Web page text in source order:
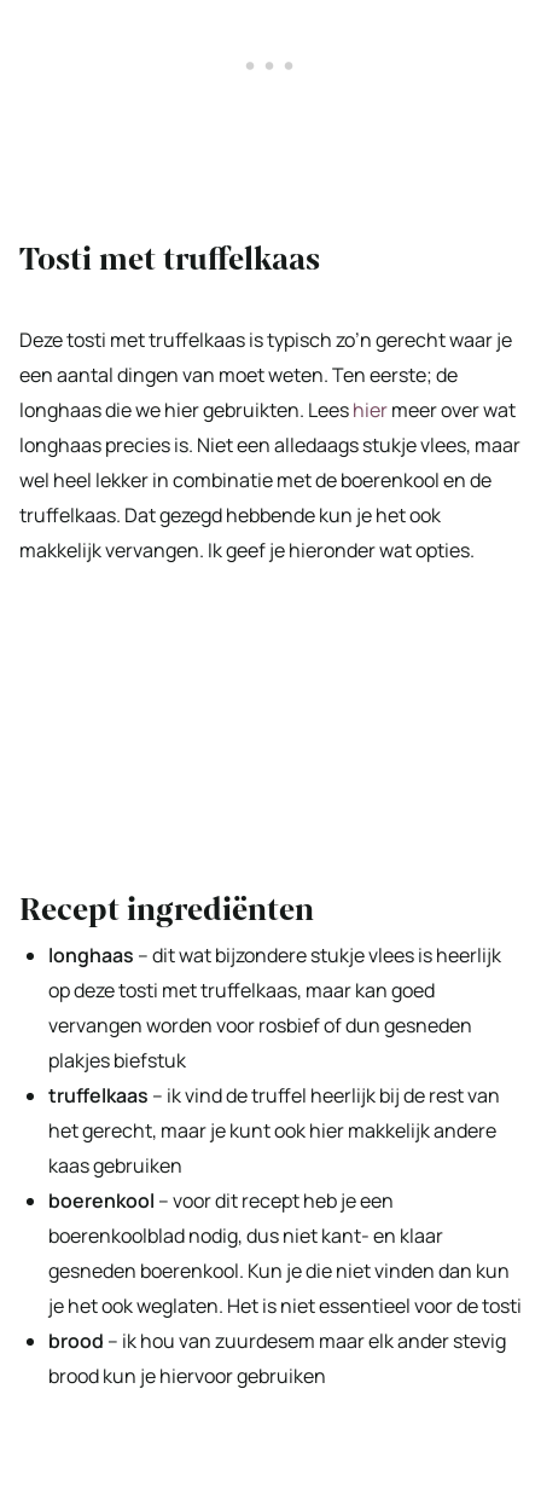
Tosti met truffelkaas
Deze tosti met truffelkaas is typisch zo’n gerecht waar je
een aantal dingen van moet weten. Ten eerste; de
longhaas die we hier gebruikten. Leeshiermeer over wat
longhaas precies is. Niet een alledaags stukje vlees, maar
wel heel lekker in combinatie met de boerenkool en de
truffelkaas. Dat gezegd hebbende kun je het ook
makkelijk vervangen. Ik geef je hieronder wat opties.
Recept ingrediënten
longhaas – dit wat bijzondere stukje vlees is heerlijk
op deze tosti met truffelkaas, maar kan goed
vervangen worden voor rosbief of dun gesneden
plakjes biefstuk
truffelkaas – ik vind de truffel heerlijk bij de rest van
het gerecht, maar je kunt ook hier makkelijk andere
kaas gebruiken
boerenkool – voor dit recept heb je een
boerenkoolblad nodig, dus niet kant- en klaar
gesneden boerenkool. Kun je die niet vinden dan kun
je het ook weglaten. Het is niet essentieel voor de tosti
brood – ik hou van zuurdesem maar elk ander stevig
brood kun je hiervoor gebruiken